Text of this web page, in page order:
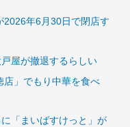
2026年6月30日で閉店す
屋が撤退するらしい
店」でもり中華を食べ
「まいばすけっと」が